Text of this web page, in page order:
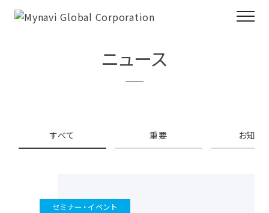
ニュース
すべて 重要 お知ら
セミナー・イベント